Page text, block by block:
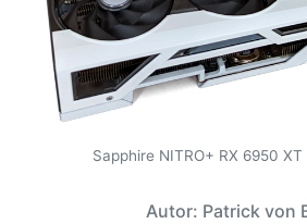
Sapphire NITRO+ RX 6950
Autor: Patrick von